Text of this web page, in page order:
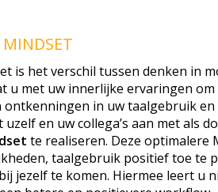
MINDSET
is het verschil tussen denken in
u met uw innerlijke ervaringen
ontkenningen in uw taalgebruik en
en uw collega’s aan met als
te realiseren. Deze optimalere
taalgebruik positief toe te
jezelf te komen. Hiermee leert u